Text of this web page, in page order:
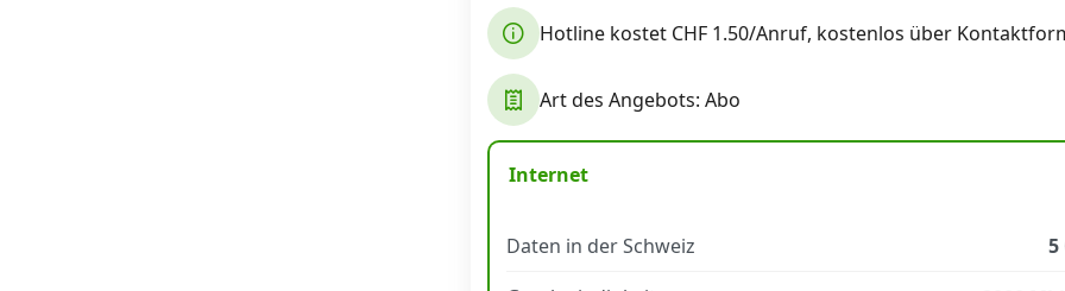
Hotline kostet CHF 1.50/Anruf, kostenlos über
Art des Angebots: Abo
Internet
Daten in der Schweiz
5